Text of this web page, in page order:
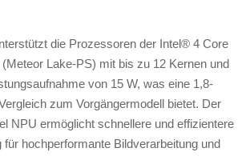
die Prozessoren der Intel® 4 Core
Lake-PS) mit bis zu 12 Kernen und
von 15 W, was eine 1,8-
zum Vorgängermodell bietet. Der
NPU ermöglicht schnellere und effizientere
für hochperformante Bildverarbeitung und